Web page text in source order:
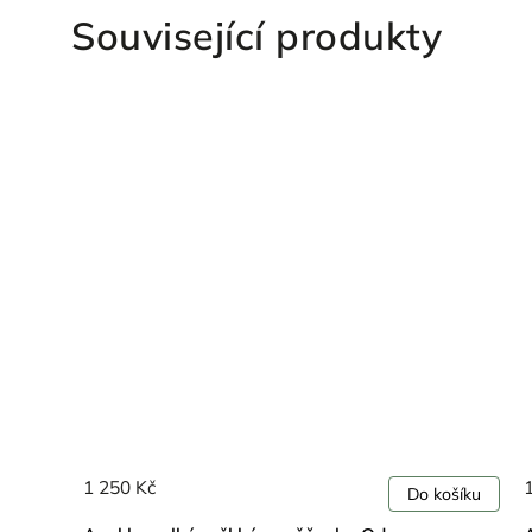
Související produkty
1 250 Kč Do košíku